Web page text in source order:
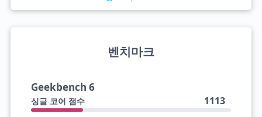
벤치마크
Geekbench 6
싱글 코어 점수 1113